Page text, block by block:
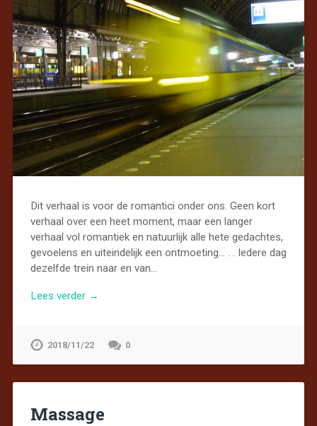
Dit verhaal is voor de romantici onder ons. Geen kort
verhaal over een heet moment, maar een langer
verhaal vol romantiek en natuurlijk alle hete gedachtes,
gevoelens en uiteindelijk een ontmoeting… . . Iedere dag
dezelfde trein naar en van…
Lees verder →
2018/11/22 0
Massage